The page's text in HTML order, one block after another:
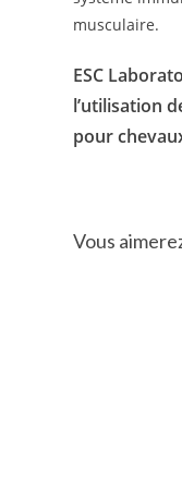
musculaire.
ESC
l’utilisation
pour
Vous